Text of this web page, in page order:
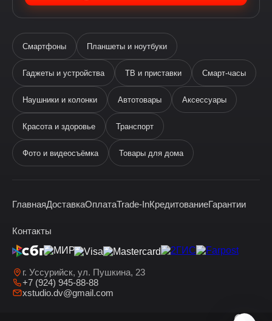
Смартфоны Планшеты и ноутбуки
Гаджеты и устройства ТВ и приставки Смарт-часы
Наушники и колонки Автотовары Аксессуары
Красота и здоровье Транспорт
Фото и видеосъёмка Товары для дома
ГлавнаяДоставкаОплатаTrade-InКредитованиеГарантии
Контакты
г. Уссурийск, ул. Пушкина, 23
+7 (924) 945-88-88
xstudio.dv@gmail.com
виртуальный помощник